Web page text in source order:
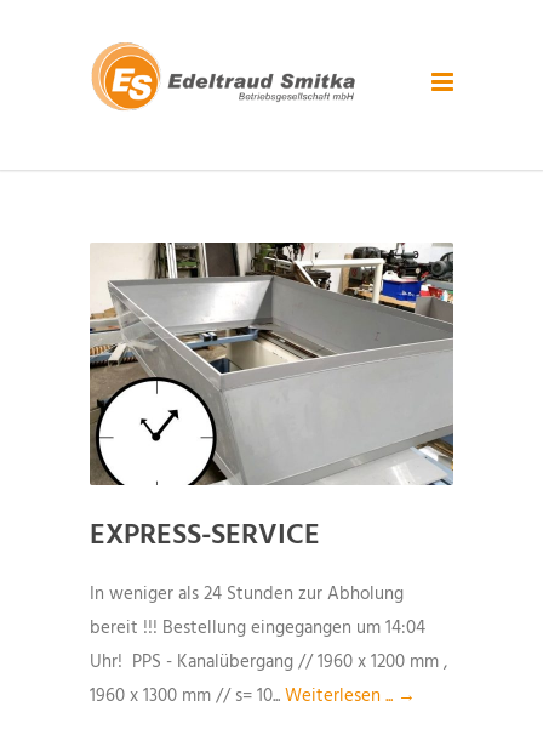
EXPRESS-SERVICE
In weniger als 24 Stunden zur Abholung
bereit !!! Bestellung eingegangen um 14:04
Uhr! PPS - Kanalübergang // 1960 x 1200 mm ,
1960 x 1300 mm // s= 10...Weiterlesen ... →